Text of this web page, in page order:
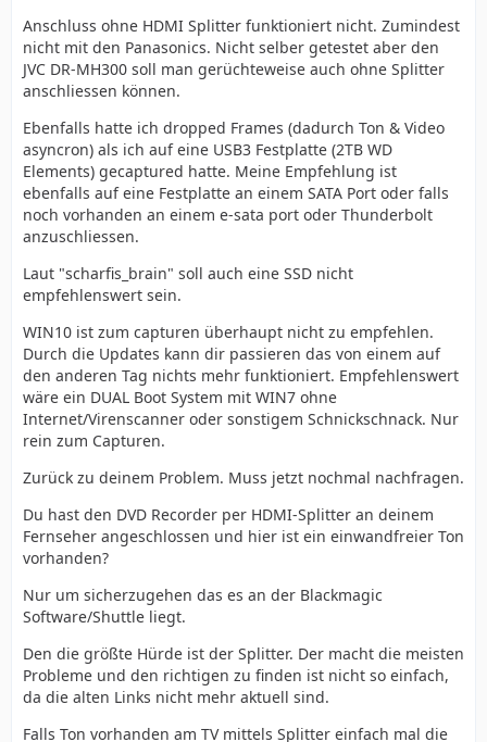
Anschluss ohne HDMI Splitter funktioniert nicht. Zumindest
nicht mit den Panasonics. Nicht selber getestet aber den
JVC DR-MH300 soll man gerüchteweise auch ohne Splitter
anschliessen können.
Ebenfalls hatte ich dropped Frames (dadurch Ton & Video
asyncron) als ich auf eine USB3 Festplatte (2TB WD
Elements) gecaptured hatte. Meine Empfehlung ist
ebenfalls auf eine Festplatte an einem SATA Port oder falls
noch vorhanden an einem e-sata port oder Thunderbolt
anzuschliessen.
Laut "scharfis_brain" soll auch eine SSD nicht
empfehlenswert sein.
WIN10 ist zum capturen überhaupt nicht zu empfehlen.
Durch die Updates kann dir passieren das von einem auf
den anderen Tag nichts mehr funktioniert. Empfehlenswert
wäre ein DUAL Boot System mit WIN7 ohne
Internet/Virenscanner oder sonstigem Schnickschnack. Nur
rein zum Capturen.
Zurück zu deinem Problem. Muss jetzt nochmal nachfragen.
Du hast den DVD Recorder per HDMI-Splitter an deinem
Fernseher angeschlossen und hier ist ein einwandfreier Ton
vorhanden?
Nur um sicherzugehen das es an der Blackmagic
Software/Shuttle liegt.
Den die größte Hürde ist der Splitter. Der macht die meisten
Probleme und den richtigen zu finden ist nicht so einfach,
da die alten Links nicht mehr aktuell sind.
Falls Ton vorhanden am TV mittels Splitter einfach mal die